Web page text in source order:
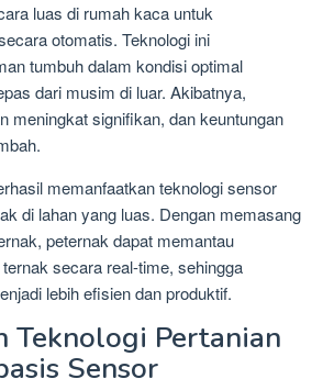
luas di rumah kaca untuk
otomatis. Teknologi ini
tumbuh dalam kondisi optimal
dari musim di luar. Akibatnya,
meningkat signifikan, dan keuntungan
memanfaatkan teknologi sensor
di lahan yang luas. Dengan memasang
peternak dapat memantau
secara real-time, sehingga
lebih efisien dan produktif.
Teknologi Pertanian
Sensor